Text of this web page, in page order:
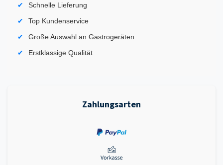
Schnelle Lieferung
Top Kundenservice
Große Auswahl an Gastrogeräten
Erstklassige Qualität
Zahlungsarten